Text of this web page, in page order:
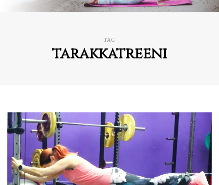
TAG
tarakkatreeni